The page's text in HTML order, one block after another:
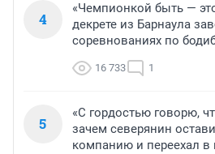
4
«Чемпионкой быть —
декрете из Барнаула
соревнованиях по
16 733 1
5
«С гордостью говорю,
зачем северянин
компанию и переехал в